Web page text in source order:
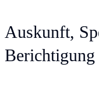
Auskunft,
Berichtigung